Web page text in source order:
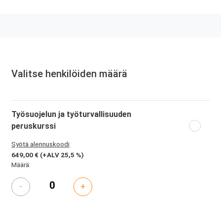
Valitse henkilöiden määrä
Työsuojelun ja työturvallisuuden
peruskurssi
Syötä alennuskoodi
649,00 € (+ALV 25,5 %)
Määrä:
- +